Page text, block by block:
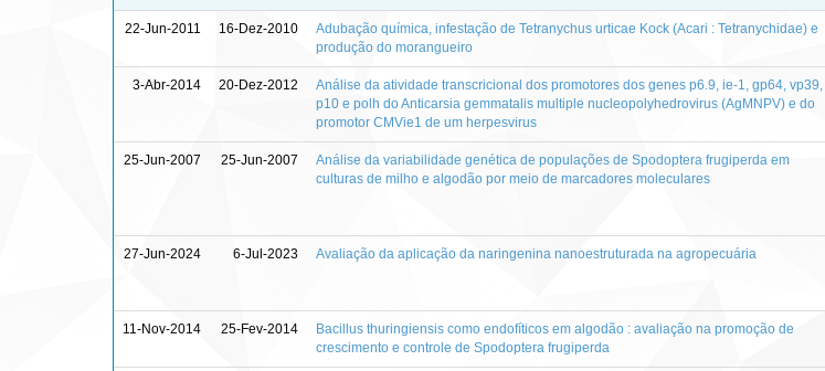
22-Jun-2011 16-Dez-2010
Adubação química, infestação de Tetranychus urticae Kock (Acari : Tetranychidae) e
produção do morangueiro
3-Abr-2014 20-Dez-2012
Análise da atividade transcricional dos promotores dos genes p6.9, ie-1, gp64, vp39,
p10 e polh do Anticarsia gemmatalis multiple nucleopolyhedrovirus (AgMNPV) e do
promotor CMVie1 de um herpesvirus
25-Jun-2007 25-Jun-2007
Análise da variabilidade genética de populações de Spodoptera frugiperda em
culturas de milho e algodão por meio de marcadores moleculares
27-Jun-2024 6-Jul-2023 Avaliação da aplicação da naringenina nanoestruturada na agropecuária
11-Nov-2014 25-Fev-2014
Bacillus thuringiensis como endofíticos em algodão : avaliação na promoção de
crescimento e controle de Spodoptera frugiperda